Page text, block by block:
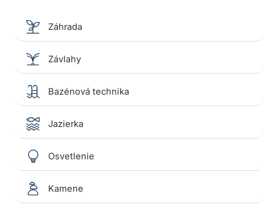
Záhrada
Závlahy
Bazénová technika
Jazierka
Osvetlenie
Kamene